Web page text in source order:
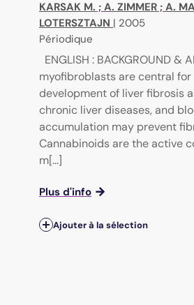
KARSAK M. ; A. ZIMMER ; A.
LOTERSZTAJN | 2005
Périodique
ENGLISH : BACKGROUND &
myofibroblasts are central for
development of liver fibrosis
chronic liver diseases, and
accumulation may prevent
Cannabinoids are the active
m[...]
Plus d'info
Ajouter à la sélection